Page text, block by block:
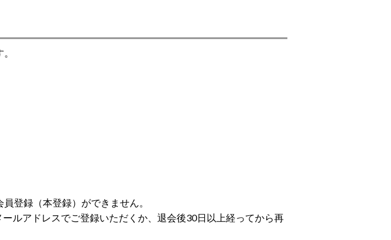
登録（本登録）ができません。
ルアドレスでご登録いただくか、退会後30日以上経ってから再